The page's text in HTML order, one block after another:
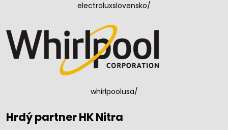
electroluxslovensko/
whirlpoolusa/
Hrdý partner HK Nitra